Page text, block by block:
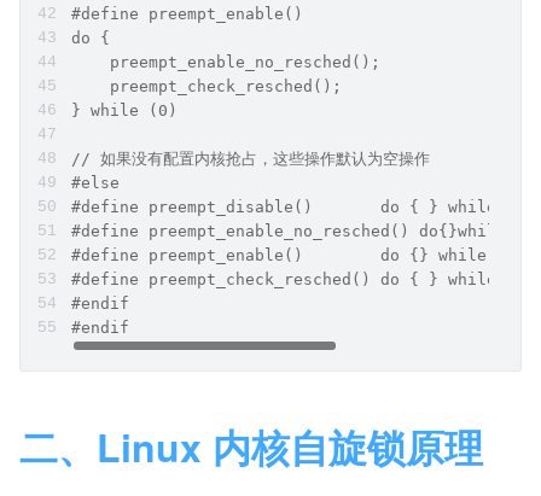
#define preempt_enable()
do {
    preempt_enable_no_resched();
    preempt_check_resched();
} while (0)
// 如果没有配置内核抢占，这些操作默认为空操作
#else
#define preempt_enable_no_resched() do{}while(0)
#endif
#endif
二、Linux 内核自旋锁原理